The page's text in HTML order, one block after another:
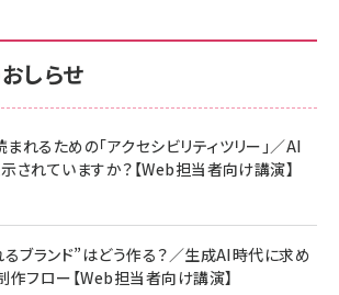
880
anan(アンアン)2026/06/24号 No.2500増刊
ペシャルエディション[王道エンタメの矜持／
1,100
後半、あなたの恋と運命／山田涼介]
880
ポート正規品 メーカー保証5年 KLMEA128G
ガラスフィルム iPhone 17 用 保護フィ
い ガイド枠付き いPhone17 (6.3インチ) 対応
枚セット DSP25F1698
1,599
New】Amazon Fire TV Stick HD | 手軽にスト
イヤー
6,980
ポート正規品 メーカー保証5年 KLMEA128G
eギフトカード - Amazonロゴ - クラ
5,000
ーブル Anker絡まないケーブル 240W 結束バン
/ 16 / 15 / Galaxy iPad Pro MacBook
Air 各種対応 (1.8m ミッドナイトブラック)
1,890
しらせ
れるための「アクセシビリティツリー」／AI
されていますか？【Web担当者向け講演】
ブランド”はどう作る？／生成AI時代に求め
フロー【Web担当者向け講演】